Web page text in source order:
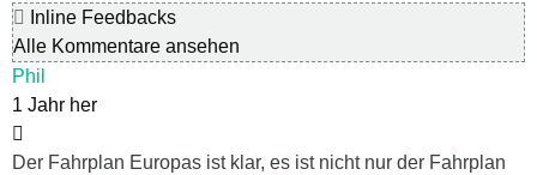
Inline Feedbacks
Alle Kommentare ansehen
Phil
1 Jahr her
Der Fahrplan Europas ist klar, es ist nicht nur der Fahrplan